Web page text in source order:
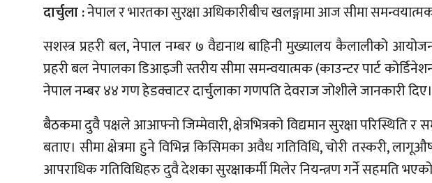
दार्चुला :नेपाल र भारतका सुरक्षा अधिकारीबीच खलङ्गामा आज सीमा
सशस्त्र प्रहरी बल, नेपाल नम्बर ७ वैद्यनाथ बाहिनी मुख्यालय कैलालीको
प्रहरी बल नेपालका डिआइजी स्तरीय सीमा समन्वयात्मक (काउन्टर पार्ट
नेपाल नम्बर ४४ गण हेडक्वाटर दार्चुलाका गणपति देवराज जोशीले जानकारी दिए।
बैठकमा दुवै पक्षले आआफ्नो जिम्मेवारी, क्षेत्रभित्रको विद्यमान सुरक्षा परिस्थिति
बताए। सीमा क्षेत्रमा हुने विभिन्न किसिमका अवैध गतिविधि, चोरी तस्करी,
आपराधिक गतिविधिहरु दुवै देशका सुरक्षाकर्मी मिलेर नियन्त्रण गर्ने सहमति